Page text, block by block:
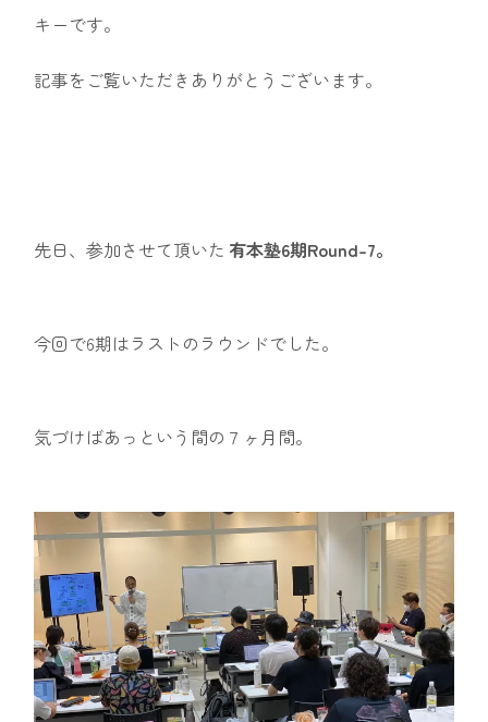
キーです。
記事をご覧いただきありがとうございます。
先日、参加させて頂いた 有本塾6期Round-7。
今回で6期はラストのラウンドでした。
気づけばあっという間の７ヶ月間。